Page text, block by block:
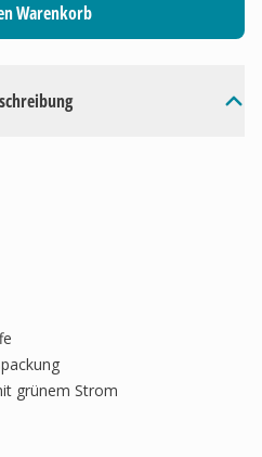
grünem Strom
Warenkorb